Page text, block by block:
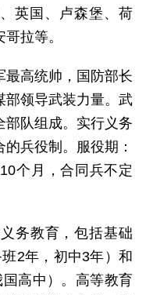
英国、卢森堡、荷
拉等。
最高统帅，国防部长
部领导武装力量。武
部队组成。实行义务
兵役制。服役期：
个月，合同兵不定
务教育，包括基础
2年，初中3年）和
高中）。高等教育